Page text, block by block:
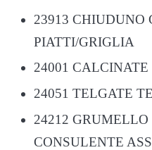
23913 CHIUDUNO
PIATTI/GRIGLIA
24001
24051 TELGATE
24212
CONSULENTE